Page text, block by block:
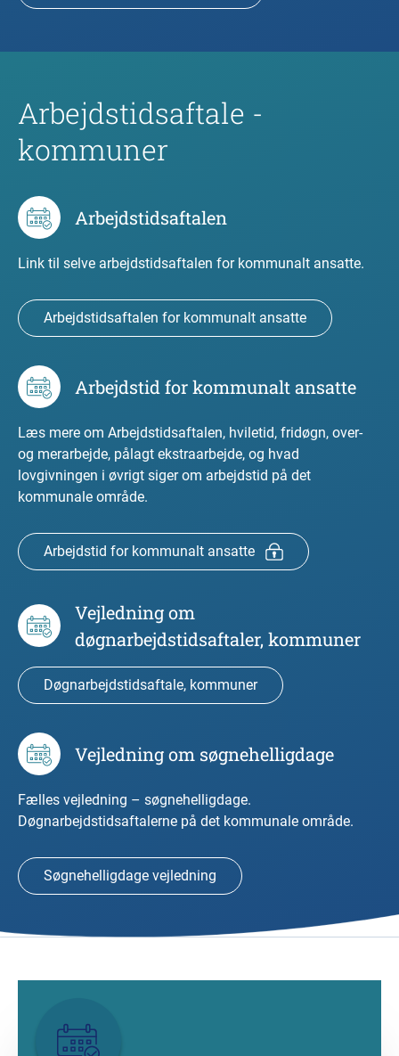
Arbejdstidsaftale -
kommuner
Arbejdstidsaftalen
Link til selve arbejdstidsaftalen for kommunalt ansatte.
Arbejdstidsaftalen for kommunalt ansatte
Arbejdstid for kommunalt ansatte
Læs mere om Arbejdstidsaftalen, hviletid, fridøgn, over-
og merarbejde, pålagt ekstraarbejde, og hvad
lovgivningen i øvrigt siger om arbejdstid på det
kommunale område.
Arbejdstid for kommunalt ansatte
Vejledning om
døgnarbejdstidsaftaler, kommuner
Døgnarbejdstidsaftale, kommuner
Vejledning om søgnehelligdage
Fælles vejledning – søgnehelligdage.
Døgnarbejdstidsaftalerne på det kommunale område.
Søgnehelligdage vejledning